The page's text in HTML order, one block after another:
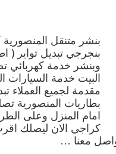
بنشر متنقل
بنجرجي تبديل تواير (
وبنشر خدمة كهربائي
البيت خدمة السيارات
مقدمة لجميع العملاء
بطاريات المنصورية
امام المنزل وعلى
كراجي الان ليصلك